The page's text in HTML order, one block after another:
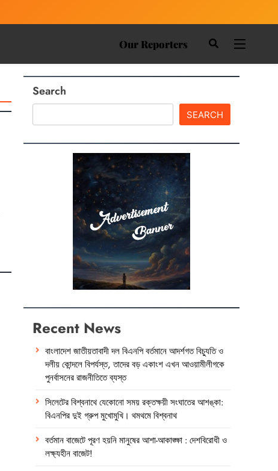
Our Reporters
Search
SEARCH
Recent News
বাংলাদেশ জাতীয়তাবাদী দল বিএনপি বর্তমানে আদর্শগত বিচ্যুতি ও
দলীয় কোন্দলে বিপর্যস্ত, তাদের বড় একাংশ এখন আওয়ামীলীগকে
পুনর্বাসনের রাজনীতিতে ব্যস্ত
সিলেটের বিশ্বনাথে যেকোনো সময় রক্তক্ষয়ী সংঘাতের আশঙ্কা:
বিএনপির দুই গ্রুপ মুখোমুখি। থমথমে বিশ্বনাথ
বর্তমান বাজেটে পূরণ হয়নি মানুষের আশা-আকাঙ্ক্ষা : দেশবিরোধী ও
লক্ষ্যহীন বাজেট!